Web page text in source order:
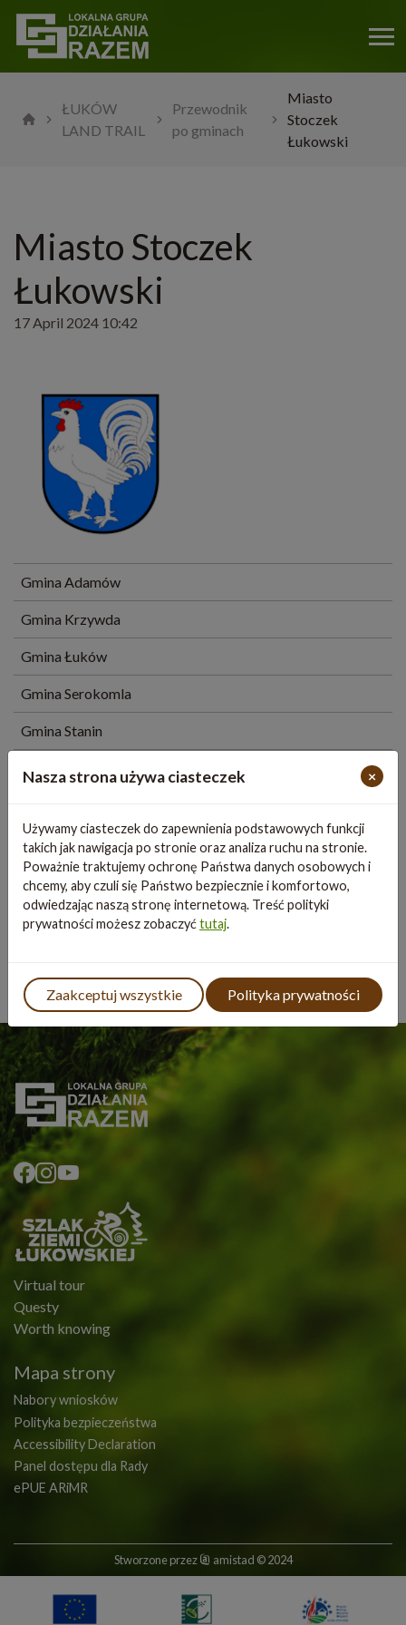
Nasza strona używa ciasteczek ×
Używamy ciasteczek do zapewnienia podstawowych funkcji
takich jak nawigacja po stronie oraz analiza ruchu na stronie.
Poważnie traktujemy ochronę Państwa danych osobowych i
chcemy, aby czuli się Państwo bezpiecznie i komfortowo,
odwiedzając naszą stronę internetową. Treść polityki
prywatności możesz zobaczyćtutaj.
Zaakceptuj wszystkie Polityka prywatności
ŁUKÓW
LAND TRAIL
Przewodnik
po gminach
Miasto
Stoczek
Łukowski
Miasto Stoczek
Łukowski
17 April 2024 10:42
Gmina Adamów
Gmina Krzywda
Gmina Łuków
Gmina Serokomla
Gmina Stanin
Gmina Stoczek Łukowski
Gmina Trzebieszów
Gmina Wojcieszków
Gmina Wola Mysłowska
Virtual tour
Questy
Worth knowing
Mapa strony
Nabory wniosków
Polityka bezpieczeństwa
Accessibility Declaration
Panel dostępu dla Rady
ePUE ARiMR
Stworzone przez amistad © 2024